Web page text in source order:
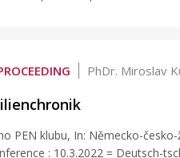
PhDr. Miroslav
PEN klubu, In: Německo-
: 10.3.2022 = Deutsch-